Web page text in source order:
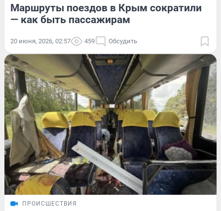
Маршруты поездов в Крым сократили
— как быть пассажирам
20 июня, 2026, 02:57 459 Обсудить
ПРОИСШЕСТВИЯ